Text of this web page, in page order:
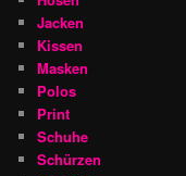
Jacken
Kissen
Masken
Polos
Print
Schuhe
Schürzen